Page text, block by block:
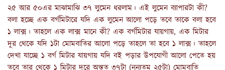
২৫ আর ৫০এর মাঝামাঝি ৩৭ লুমেন ধরলাম। এই লুমেন ব্যাপারটা কী?
বলা হচ্ছে এক বর্গমিটারে যদি এক লুমেন আলো পড়ে তবে তাকে বলা হবে
১ লাক্স। তাহলে এক লাক্স মানে কী? এক বর্গমিটার যায়গায়, এক মিটার
দূর থেকে যদি ১টা মোমবাতির আলো পড়ে তাহলে তা হবে ১ লাক্স। তাহলে
দেখা যাচ্ছে ১ বর্গ মিটার যায়গায় যদি বই পড়ার উপযোগী আলো পেতে হয়